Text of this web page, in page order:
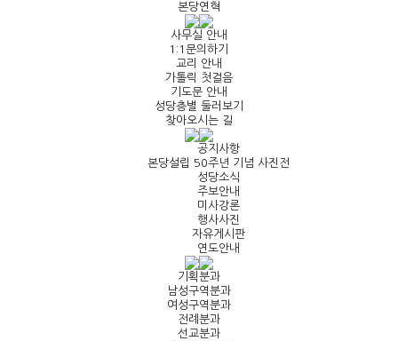
본당연혁
사무실 안내
1:1문의하기
교리 안내
가톨릭 첫걸음
기도문 안내
성당층별 둘러보기
찾아오시는 길
공지사항
본당설립 50주년 기념 사진전
성당소식
주보안내
미사강론
행사사진
자유게시판
연도안내
기획분과
남성구역분과
여성구역분과
전례분과
선교분과